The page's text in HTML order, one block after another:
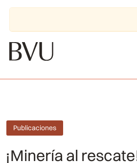
Publicaciones
¡Minería al